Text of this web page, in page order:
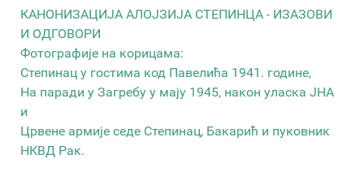
КАНОНИЗАЦИЈА АЛОЈЗИЈА СТЕПИНЦА - ИЗАЗОВИ
И ОДГОВОРИ
Фотографије на корицама:
Степинац у гостима код Павелића 1941. године,
На паради у Загребу у мају 1945, након уласка ЈНА
и
Црвене армије седе Степинац, Бакарић и пуковник
НКВД Рак.